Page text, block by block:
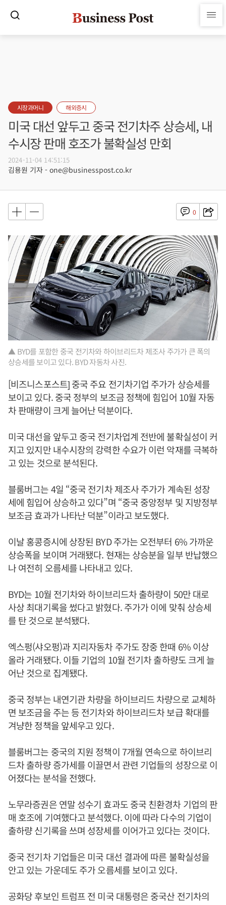
시장과머니 해외증시
미국 대선 앞두고 중국 전기차주 상승세, 내
수시장 판매 호조가 불확실성 만회
2024-11-04 14:51:15
김용원 기자 - one@businesspost.co.kr
0
▲ BYD를 포함한 중국 전기차와 하이브리드차 제조사 주가가 큰 폭의
상승세를 보이고 있다. BYD 자동차 사진.
[비즈니스포스트] 중국 주요 전기차기업 주가가 상승세를
보이고 있다. 중국 정부의 보조금 정책에 힘입어 10월 자동
차 판매량이 크게 늘어난 덕분이다.
미국 대선을 앞두고 중국 전기차업계 전반에 불확실성이 커
지고 있지만 내수시장의 강력한 수요가 이런 악재를 극복하
고 있는 것으로 분석된다.
블룸버그는 4일 “중국 전기차 제조사 주가가 계속된 성장
세에 힘입어 상승하고 있다”며 “중국 중앙정부 및 지방정부
보조금 효과가 나타난 덕분”이라고 보도했다.
이날 홍콩증시에 상장된 BYD 주가는 오전부터 6% 가까운
상승폭을 보이며 거래됐다. 현재는 상승분을 일부 반납했으
나 여전히 오름세를 나타내고 있다.
BYD는 10월 전기차와 하이브리드차 출하량이 50만 대로
사상 최대기록을 썼다고 밝혔다. 주가가 이에 맞춰 상승세
를 탄 것으로 분석됐다.
엑스펑(샤오펑)과 지리자동차 주가도 장중 한때 6% 이상
올라 거래됐다. 이들 기업의 10월 전기차 출하량도 크게 늘
어난 것으로 집계됐다.
중국 정부는 내연기관 차량을 하이브리드 차량으로 교체하
면 보조금을 주는 등 전기차와 하이브리드차 보급 확대를
겨냥한 정책을 앞세우고 있다.
블룸버그는 중국의 지원 정책이 7개월 연속으로 하이브리
드차 출하량 증가세를 이끌면서 관련 기업들의 성장으로 이
어졌다는 분석을 전했다.
노무라증권은 연말 성수기 효과도 중국 친환경차 기업의 판
매 호조에 기여했다고 분석했다. 이에 따라 다수의 기업이
출하량 신기록을 쓰며 성장세를 이어가고 있다는 것이다.
중국 전기차 기업들은 미국 대선 결과에 따른 불확실성을
안고 있는 가운데도 주가 오름세를 보이고 있다.
공화당 후보인 트럼프 전 미국 대통령은 중국산 전기차의